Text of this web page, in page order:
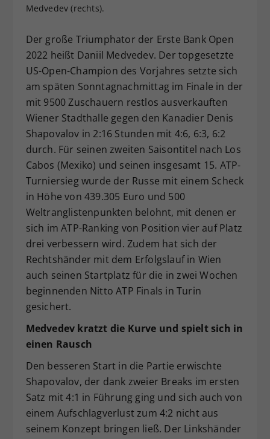
Medvedev (rechts).
Der große Triumphator der Erste Bank Open
2022 heißt Daniil Medvedev. Der topgesetzte
US-Open-Champion des Vorjahres setzte sich
am späten Sonntagnachmittag im Finale in der
mit 9500 Zuschauern restlos ausverkauften
Wiener Stadthalle gegen den Kanadier Denis
Shapovalov in 2:16 Stunden mit 4:6, 6:3, 6:2
durch. Für seinen zweiten Saisontitel nach Los
Cabos (Mexiko) und seinen insgesamt 15. ATP-
Turniersieg wurde der Russe mit einem Scheck
in Höhe von 439.305 Euro und 500
Weltranglistenpunkten belohnt, mit denen er
sich im ATP-Ranking von Position vier auf Platz
drei verbessern wird. Zudem hat sich der
Rechtshänder mit dem Erfolgslauf in Wien
auch seinen Startplatz für die in zwei Wochen
beginnenden Nitto ATP Finals in Turin
gesichert.
Medvedev kratzt die Kurve und spielt sich in
einen Rausch
Den besseren Start in die Partie erwischte
Shapovalov, der dank zweier Breaks im ersten
Satz mit 4:1 in Führung ging und sich auch von
einem Aufschlagverlust zum 4:2 nicht aus
seinem Konzept bringen ließ. Der Linkshänder
Zweck
Dieser Wert speichert Ihre Consent-
zufällig generierte ID, für die
historische Speicherung Ihrer
vorgenommen Einstellungen, falls der
Webseiten-Betreiber dies eingestellt